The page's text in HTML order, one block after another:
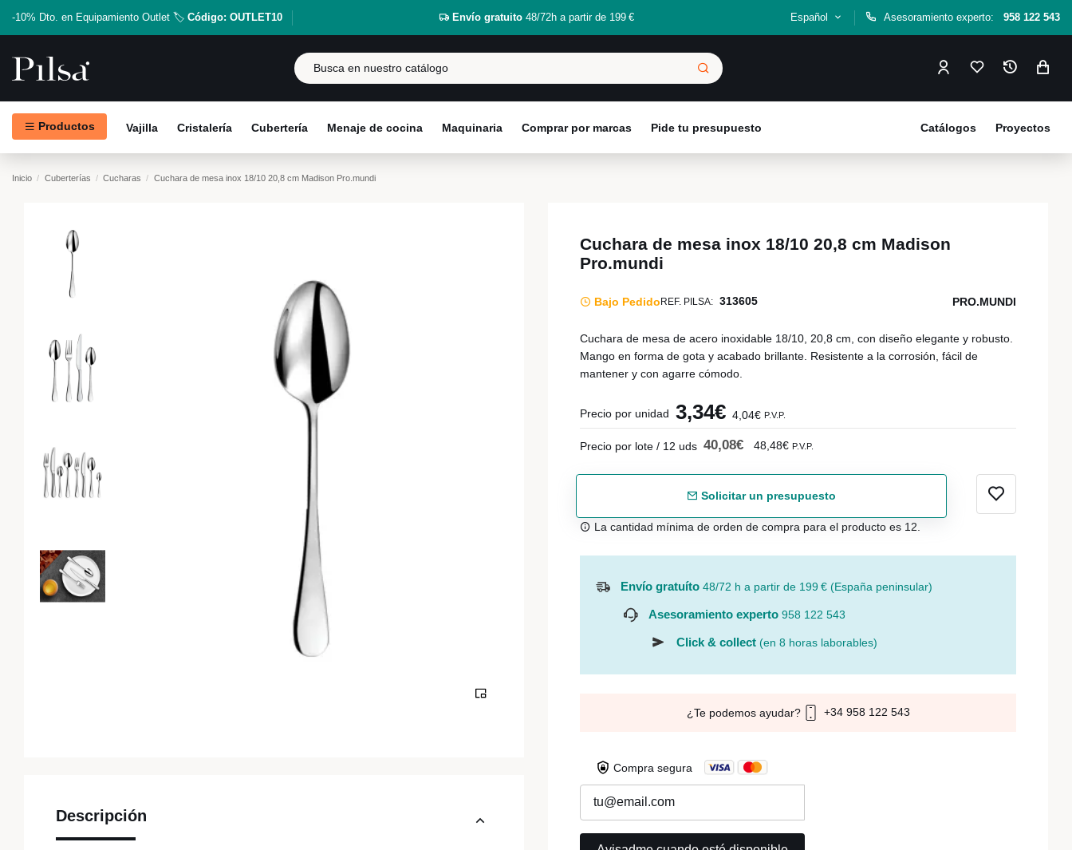
-10% Dto. en Equipamiento Outlet 🏷️ Código: OUTLET10 Envío gratuito48/72h a partir de 199 € Español Asesoramiento experto: 958 122 543
Productos Vajilla Cristalería Cubertería Menaje de cocina Maquinaria Comprar por marcas Pide tu presupuesto Proyectos
Catálogos
Inicio Cuberterías Cucharas Cuchara de mesa inox 18/10 20,8 cm Madison Pro.mundi
Descripción
Cuchara de mesa inox 18/10 20,8 cm Madison
Pro.mundi
Bajo Pedido REF. PILSA: 313605 PRO.MUNDI
Cuchara de mesa de acero inoxidable 18/10, 20,8 cm, con diseño elegante y robusto.
Mango en forma de gota y acabado brillante. Resistente a la corrosión, fácil de
mantener y con agarre cómodo.
Precio por unidad 3,34€ 4,04€ P.V.P.
Precio por lote / 12 uds 40,08€ 48,48€ P.V.P.
Solicitar un presupuesto
La cantidad mínima de orden de compra para el producto es 12.
Envío gratuíto 48/72 h a partir de 199 € (España peninsular)
Asesoramiento experto 958 122 543
Click & collect (en 8 horas laborables)
¿Te podemos ayudar? +34 958 122 543
Compra segura